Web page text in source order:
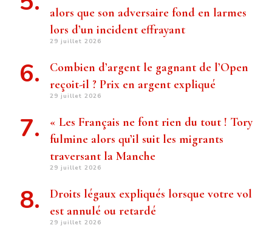
alors que son adversaire fond en larmes
lors d’un incident effrayant
29 juillet 2026
Combien d’argent le gagnant de l’Open
reçoit-il ? Prix ​​en argent expliqué
29 juillet 2026
« Les Français ne font rien du tout ! Tory
fulmine alors qu’il suit les migrants
traversant la Manche
29 juillet 2026
Droits légaux expliqués lorsque votre vol
est annulé ou retardé
29 juillet 2026